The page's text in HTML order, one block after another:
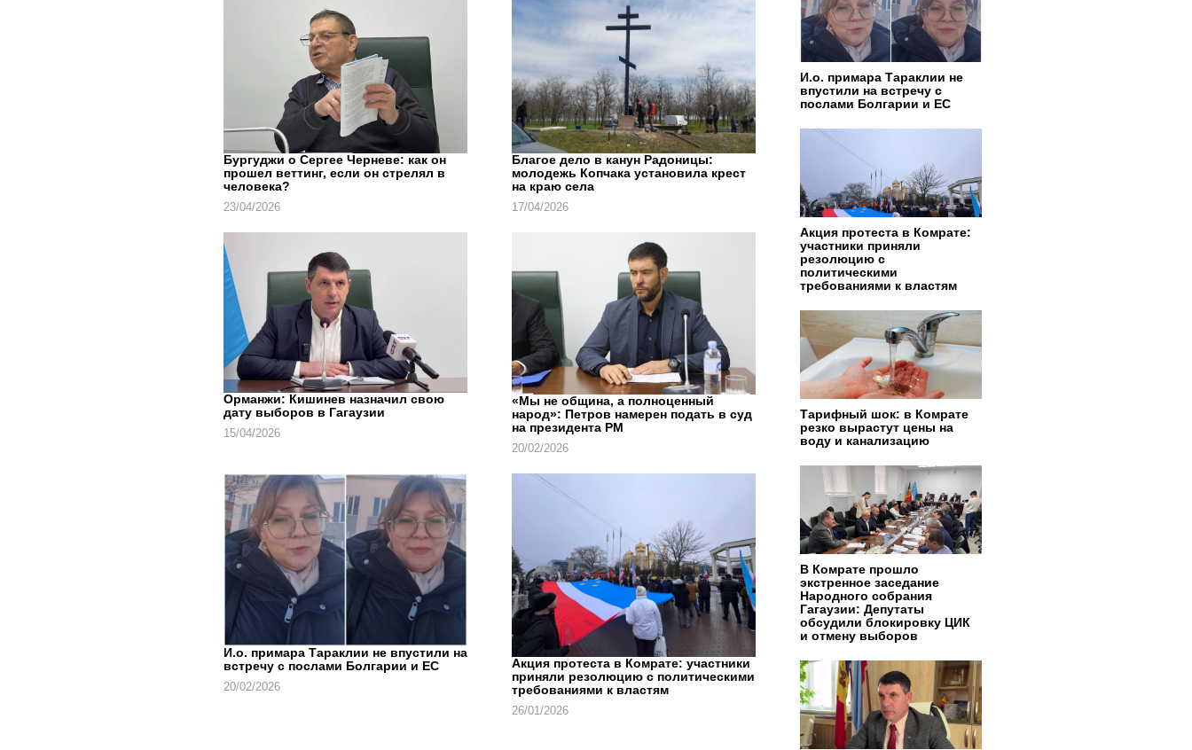
Бургуджи о Сергее Черневе: как он
прошел веттинг, если он стрелял в
человека?
23/04/2026
Благое дело в канун Радоницы:
молодежь Копчака установила крест
на краю села
17/04/2026
Орманжи: Кишинев назначил свою
дату выборов в Гагаузии
15/04/2026
«Мы не община, а полноценный
народ»: Петров намерен подать в суд
на президента РМ
20/02/2026
И.о. примара Тараклии не впустили на
встречу с послами Болгарии и ЕС
20/02/2026
Акция протеста в Комрате: участники
приняли резолюцию с политическими
требованиями к властям
26/01/2026
И.о. примара Тараклии не
впустили на встречу с
послами Болгарии и ЕС
Акция протеста в Комрате:
участники приняли
резолюцию с
политическими
требованиями к властям
Тарифный шок: в Комрате
резко вырастут цены на
воду и канализацию
В Комрате прошло
экстренное заседание
Народного собрания
Гагаузии: Депутаты
обсудили блокировку ЦИК
и отмену выборов